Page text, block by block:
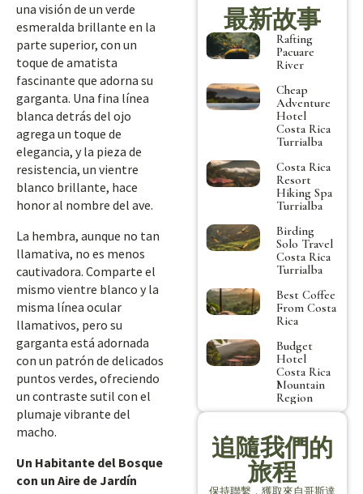
una visión de un verde
esmeralda brillante en la
parte superior, con un
toque de amatista
fascinante que adorna su
garganta. Una fina línea
blanca detrás del ojo
agrega un toque de
elegancia, y la pieza de
resistencia, un vientre
blanco brillante, hace
honor al nombre del ave.
La hembra, aunque no tan
llamativa, no es menos
cautivadora. Comparte el
mismo vientre blanco y la
misma línea ocular
llamativos, pero su
garganta está adornada
con un patrón de delicados
puntos verdes, ofreciendo
un contraste sutil con el
plumaje vibrante del
macho.
Un Habitante del Bosque
con un Aire de Jardín
最新故事
Rafting
Pacuare
River
Cheap
Adventure
Hotel
Costa Rica
Turrialba
Costa Rica
Resort
Hiking Spa
Turrialba
Birding
Solo Travel
Costa Rica
Turrialba
Best Coffee
From Costa
Rica
Budget
Hotel
Costa Rica
Mountain
Region
追隨我們的
旅程
保持聯繫，獲取來自哥斯達